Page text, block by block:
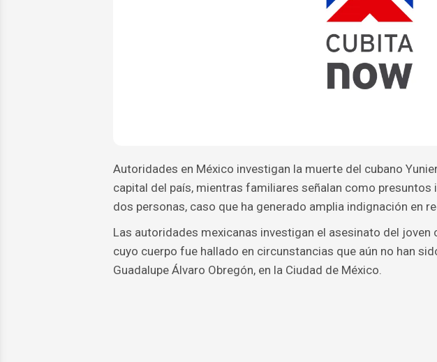
Autoridades en México investigan la muerte del cubano
capital del país, mientras familiares señalan como presuntos
dos personas, caso que ha generado amplia indignación en
Las autoridades mexicanas investigan el asesinato del joven
cuyo cuerpo fue hallado en circunstancias que aún no han
Guadalupe Álvaro Obregón, en la Ciudad de México.